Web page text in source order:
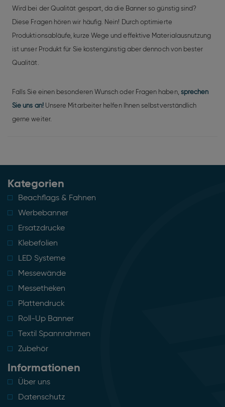
Wird bei der Qualität gespart, da die Banner so günstig sind?
Diese Fragen hören wir häufig. Nein! Durch optimierte
Produktionsabläufe, kurze Wege und effektive Materialausnutzung
ist unser Produkt für Sie kostengünstig aber dennoch von bester
Qualität.
Falls Sie einen besonderen Wunsch oder Fragen haben, sprechen
Sie uns an!Unsere Mitarbeiter helfen Ihnen selbstverständlich
gerne weiter.
Kategorien
Beachflags & Fahnen
Werbebanner
Ersatzdrucke
Klebefolien
LED Systeme
Messewände
Messetheken
Plattendruck
Roll-Up Banner
Textil Spannrahmen
Zubehör
Informationen
Über uns
Datenschutz